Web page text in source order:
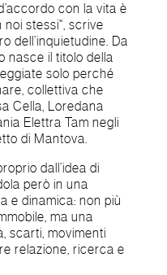
con la vita è
stessi", scrive
dell’inquietudine. Da
nasce il titolo della
solo perché
collettiva che
Cella, Loredana
Elettra Tam negli
di Mantova.
dall’idea di
però in una
e dinamica: non più
ma una
scarti, movimenti
relazione, ricerca e